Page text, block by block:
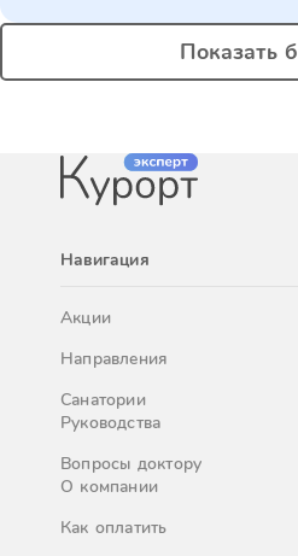
Показать
Навигация
Акции
Направления
Санатории
Руководства
Вопросы доктору
О компании
Как оплатить